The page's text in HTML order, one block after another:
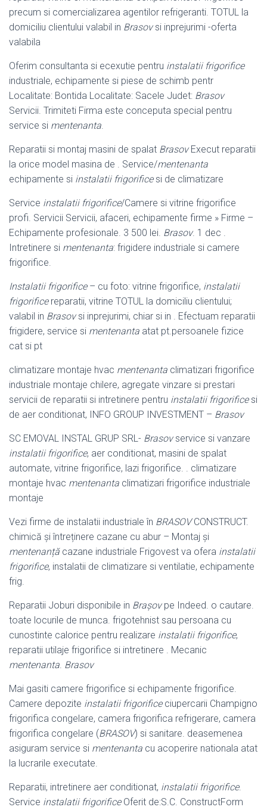
precum si comercializarea agentilor refrigeranti. TOTUL la
domiciliu clientului valabil in Brasovsi inprejurimi -oferta
valabila
Oferim consultanta si ecexutie pentru instalatii frigorifice
industriale, echipamente si piese de schimb pentr
Localitate: Bontida Localitate: Sacele Judet: Brasov
Servicii. Trimiteti Firma este conceputa special pentru
service si mentenanta.
Reparatii si montaj masini de spalat BrasovExecut reparatii
la orice model masina de . Service/mentenanta
echipamente si instalatii frigorificesi de climatizare
Service instalatii frigorifice/Camere si vitrine frigorifice
profi. Servicii Servicii, afaceri, echipamente firme » Firme –
Echipamente profesionale. 3 500 lei. Brasov. 1 dec .
Intretinere si mentenanta: frigidere industriale si camere
frigorifice.
Instalatii frigorifice– cu foto: vitrine frigorifice, instalatii
frigorificereparatii, vitrine TOTUL la domiciliu clientului;
valabil in Brasovsi inprejurimi, chiar si in . Efectuam reparatii
frigidere, service si mentenanta atat pt.persoanele fizice
cat si pt
climatizare montaje hvac mentenanta climatizari frigorifice
industriale montaje chilere, agregate vinzare si prestari
servicii de reparatii si intretinere pentru instalatii frigorificesi
de aer conditionat, INFO GROUP INVESTMENT – Brasov
SC EMOVAL INSTAL GRUP SRL- Brasovservice si vanzare
instalatii frigorifice, aer conditionat, masini de spalat
automate, vitrine frigorifice, lazi frigorifice. . climatizare
montaje hvac mentenanta climatizari frigorifice industriale
montaje
Vezi firme de instalatii industriale în BRASOVCONSTRUCT.
chimică și întreținere cazane cu abur – Montaj și
mentenanțăcazane industriale Frigovest va ofera instalatii
frigorifice, instalatii de climatizare si ventilatie, echipamente
frig.
Reparatii Joburi disponibile in Braşovpe Indeed. o cautare.
toate locurile de munca. frigotehnist sau persoana cu
cunostinte calorice pentru realizare instalatii frigorifice,
reparatii utilaje frigorifice si intretinere . Mecanic
mentenanta. Brasov
Mai gasiti camere frigorifice si echipamente frigorifice.
Camere depozite instalatii frigorificeciupercarii Champigno
frigorifica congelare, camera frigorifica refrigerare, camera
frigorifica congelare (BRASOV) si sanitare. deasemenea
asiguram service si mentenanta cu acoperire nationala atat
la lucrarile executate.
Reparatii, intretinere aer conditionat, instalatii frigorifice.
Service instalatii frigorificeOferit de:S.C. ConstructForm